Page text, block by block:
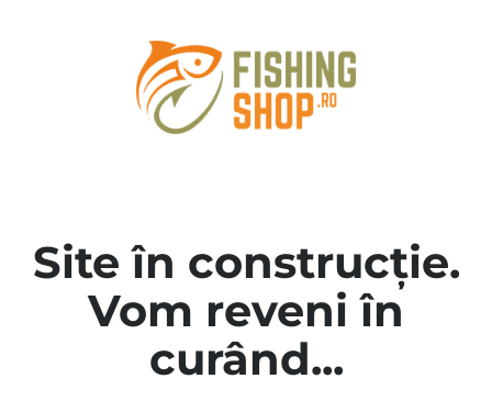
Site în construcție.
Vom reveni în
curând...